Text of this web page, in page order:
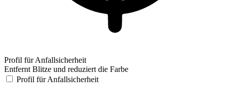
Profil für Anfallsicherheit
Entfernt Blitze und reduziert die Farbe
Profil für Anfallsicherheit